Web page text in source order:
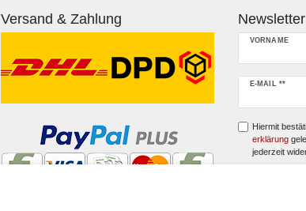
Versand & Zahlung Newsletter
VORNAME
E-MAIL **
Newsletter
Hiermit
erklärung
jederzeit